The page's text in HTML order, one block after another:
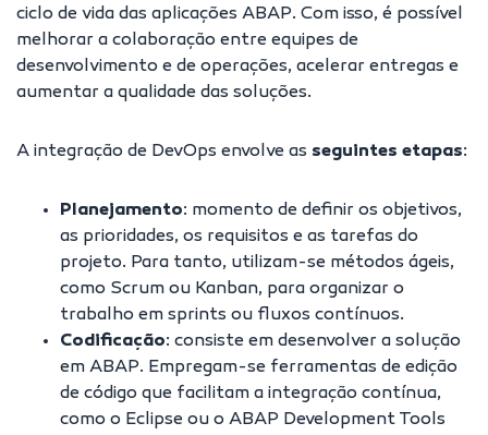
ciclo de vida das aplicações ABAP. Com isso, é possível
melhorar a colaboração entre equipes de
desenvolvimento e de operações, acelerar entregas e
aumentar a qualidade das soluções.
A integração de DevOps envolve as seguintes etapas:
Planejamento: momento de definir os objetivos,
as prioridades, os requisitos e as tarefas do
projeto. Para tanto, utilizam-se métodos ágeis,
como Scrum ou Kanban, para organizar o
trabalho em sprints ou fluxos contínuos.
Codificação: consiste em desenvolver a solução
em ABAP. Empregam-se ferramentas de edição
de código que facilitam a integração contínua,
como o Eclipse ou o ABAP Development Tools